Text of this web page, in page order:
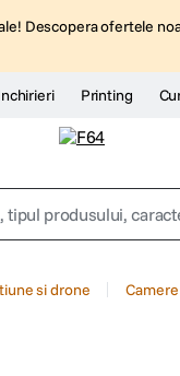
Descopera ofertele
Printing
produsului,
si drone